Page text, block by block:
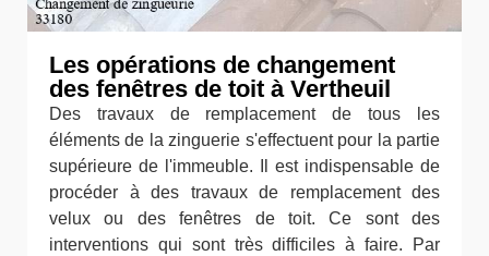
Les opérations de changement
des fenêtres de toit à Vertheuil
Des travaux de remplacement de tous les
éléments de la zinguerie s'effectuent pour la partie
supérieure de l'immeuble. Il est indispensable de
procéder à des travaux de remplacement des
velux ou des fenêtres de toit. Ce sont des
interventions qui sont très difficiles à faire. Par